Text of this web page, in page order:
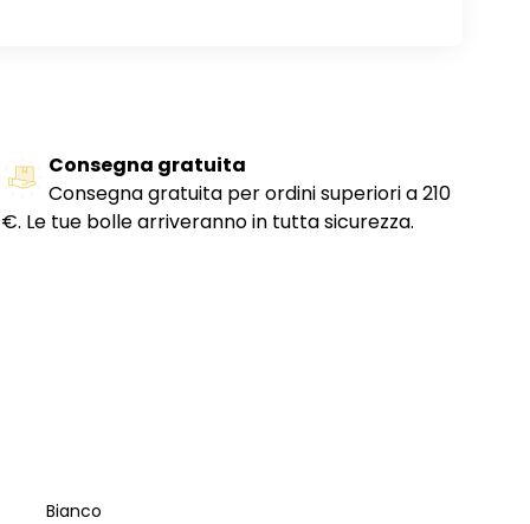
Consegna gratuita
Consegna gratuita per ordini superiori a 210
€. Le tue bolle arriveranno in tutta sicurezza.
Bianco